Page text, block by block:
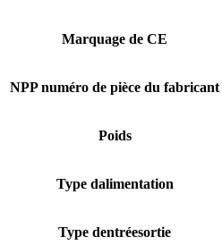
Marquage de CE
NPP numéro de pièce du fabricant
Poids
Type dalimentation
Type dentréesortie